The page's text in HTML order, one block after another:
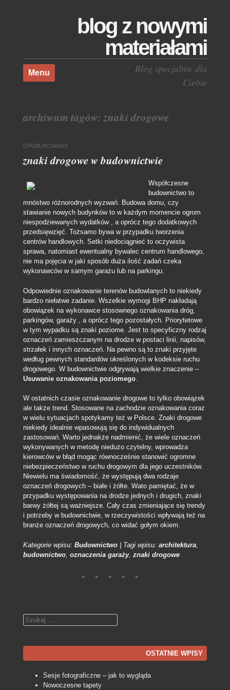
blog z nowymi
materiałami
Blog specjalnie dla
Ciebie
Menu
Skocz do treści
archiwum tagów:znaki drogowe
OPUBLIKOWANY
znaki drogowe w budownictwie
Współczesne
budownictwo to
mnóstwo różnorodnych wyzwań. Budowa domu, czy
stawianie nowych budynków to w każdym momencie ogrom
niespodziewanych wydatków , a oprócz tego dodatkowych
przedsięwzięć. Tożsamo bywa w przypadku tworzenia
centrów handlowych. Setki niedociągnieć to oczywista
sprawa, natomiast ewentualny bywalec centrum handlowego,
nie ma pojęcia w jaki sposób duża ilość zadań czeka
wykonawców w samym garażu lub na parkingu.
Odpowiednie oznakowanie terenów budowlanych to niekiedy
bardzo niełatwe zadanie. Wszelkie wymogi BHP nakładają
obowiązek na wykonawce stosownego oznakowania dróg,
parkingów, garaży , a oprócz tego pozostałych. Priorytetowe
w tym wypadku są znaki poziome. Jest to specyficzny rodzaj
oznaczeń zamieszczanym na drodze w postaci linii, napisów,
strzałek i innych oznaczeń. Na pewno są to znaki przyjęte
według pewnych standardów określonych w kodeksie ruchu
drogowego. W budownictwie odgrywają wielkie znaczenie –
Usuwanie oznakowania poziomego.
W ostatnich czasie oznakowanie drogowe to tylko obowiązek
ale także trend. Stosowane na zachodzie oznakowania coraz
w wielu sytuacjach spotykamy też w Polsce. Znaki drogowe
niekiedy idealnie wpasowują się do indywidualnych
zastosowań. Warto jednakże nadmienić, że wiele oznaczeń
wykonywanych w metodę niedużo czytelny, wprowadza
kierowców w błąd mogąc równocześnie stanowić ogromne
niebezpieczeństwo w ruchu drogowym dla jego uczestników.
Niewielu ma świadomość, że występują dwa rodzaje
oznaczeń drogowych – białe i żółte. Wato pamiętać, że w
przypadku występowania na drodze jednych i drugich, znaki
barwy żółtej są ważniejsze. Cały czas zmieniające się trendy
i potrzeby w budownictwie, w rzeczywistości wpływają też na
branże oznaczeń drogowych, co widać gołym okiem.
Kategorie wpisu: Budownictwo | Tagi wpisu: architektura,
budownictwo, oznaczenia garaży, znaki drogowe
Szukaj
OSTATNIE WPISY
Sesje fotograficzne – jak to wygląda
Nowoczesne tapety